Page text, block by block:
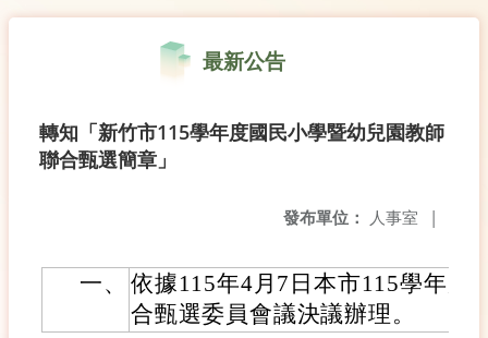
最新公告
轉知「新竹市115學年度國民小學暨幼兒園教師
聯合甄選簡章」
發布單位： 人事室 |
一、
依據115年4月7日本市115學年度
合甄選委員會議決議辦理。